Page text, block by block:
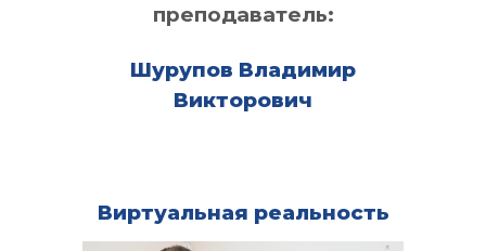
преподаватель:
Шурупов Владимир
Викторович
Виртуальная реальность